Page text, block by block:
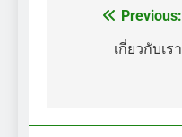
แนะแนวPrevious:
เกี่ยวกับเรา